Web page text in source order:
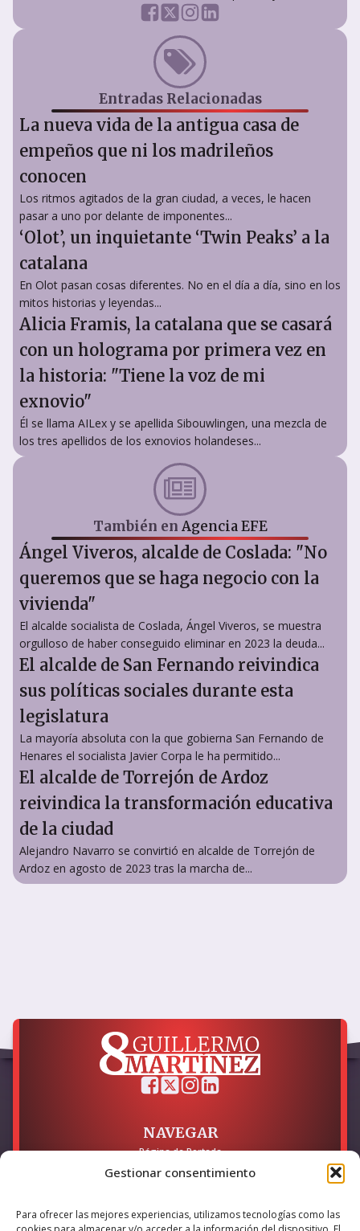
Gestionar consentimiento
Para ofrecer las mejores experiencias, utilizamos tecnologías como las
Entradas Relacionadas
La nueva vida de la antigua casa de
empeños que ni los madrileños
conocen
Los ritmos agitados de la gran ciudad, a veces, le hacen
pasar a uno por delante de imponentes...
‘Olot’, un inquietante ‘Twin Peaks’ a la
catalana
En Olot pasan cosas diferentes. No en el día a día, sino en los
mitos historias y leyendas...
Alicia Framis, la catalana que se casará
con un holograma por primera vez en
la historia: "Tiene la voz de mi
exnovio"
Él se llama AILex y se apellida Sibouwlingen, una mezcla de
los tres apellidos de los exnovios holandeses...
También en Agencia EFE
Ángel Viveros, alcalde de Coslada: "No
queremos que se haga negocio con la
vivienda"
El alcalde socialista de Coslada, Ángel Viveros, se muestra
orgulloso de haber conseguido eliminar en 2023 la deuda...
El alcalde de San Fernando reivindica
sus políticas sociales durante esta
legislatura
La mayoría absoluta con la que gobierna San Fernando de
Henares el socialista Javier Corpa le ha permitido...
El alcalde de Torrejón de Ardoz
reivindica la transformación educativa
de la ciudad
Alejandro Navarro se convirtió en alcalde de Torrejón de
Ardoz en agosto de 2023 tras la marcha de...
NAVEGAR
Página de Portada
LEGAL
Política de Privacidad